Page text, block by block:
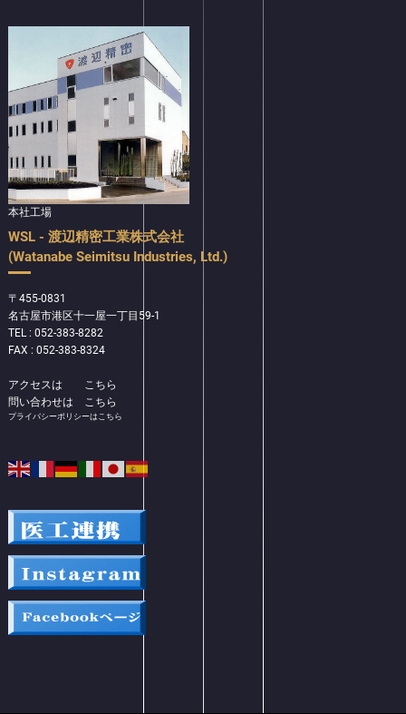
本社工場
WSL - 渡辺精密工業株式会社
(Watanabe Seimitsu Industries, Ltd.)
〒455-0831
名古屋市港区十一屋一丁目59-1
TEL : 052-383-8282
FAX : 052-383-8324
アクセスは こちら
問い合わせは こちら
プライバシーポリシーはこちら